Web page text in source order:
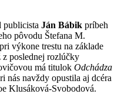
publicista Ján Bábik príbeh
pôvodu Štefana M.
výkone trestu na základe
z poslednej rozlúčky
má titulok Odchádza
nás navždy opustila aj dcéra
Klusáková-Svobodová.